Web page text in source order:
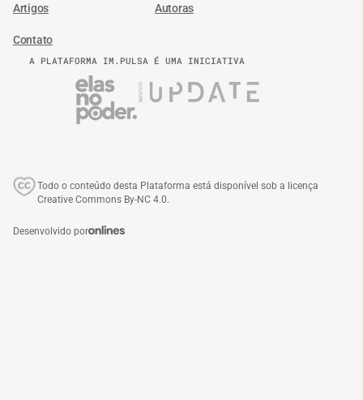
Artigos Autoras
Contato
A PLATAFORMA IM.PULSA É UMA INICIATIVA
Todo o conteúdo desta Plataforma está disponível sob a licença
Creative Commons By-NC 4.0.
Desenvolvido por